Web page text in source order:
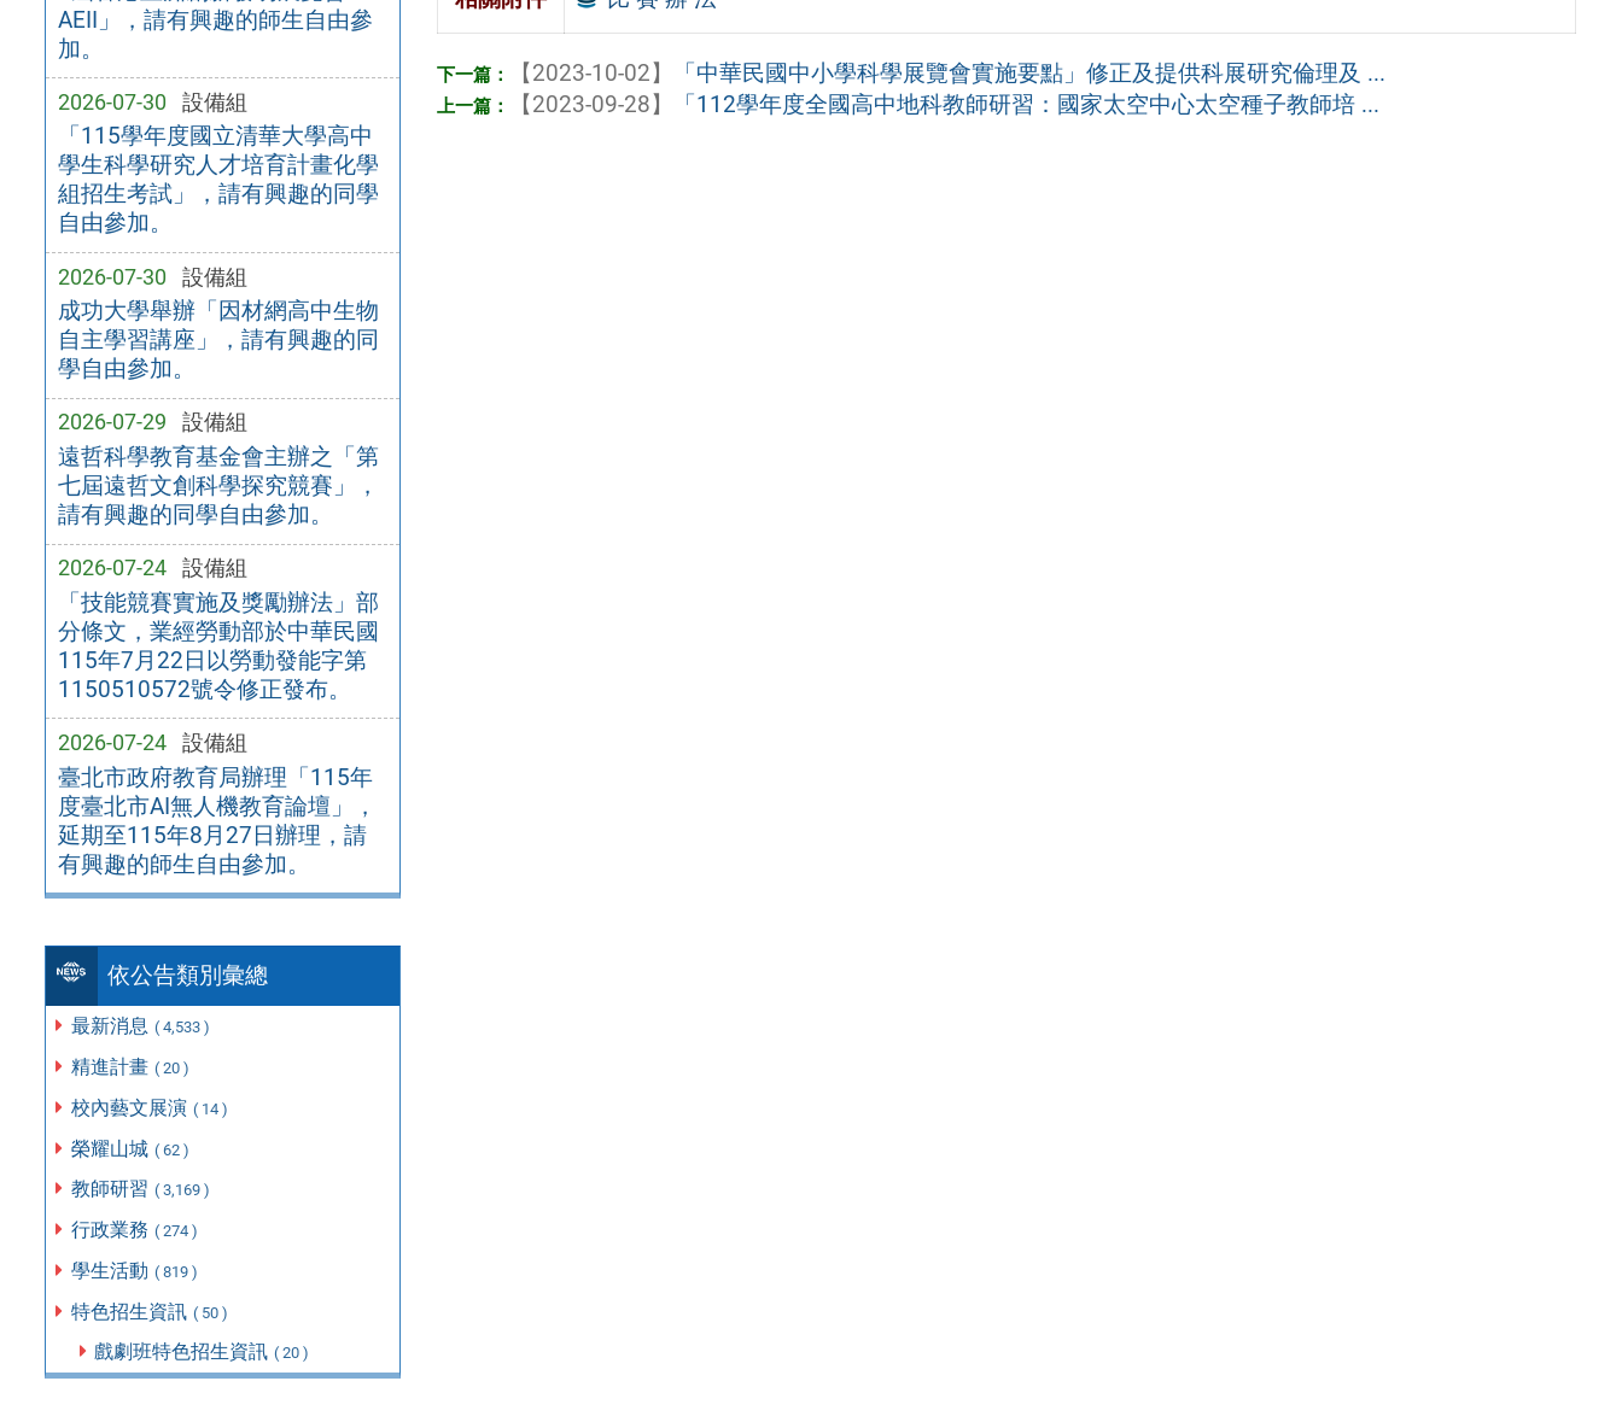
AEII」，請有興趣的師生自由參
加。
2026-07-30 設備組
「115學年度國立清華大學高中
學生科學研究人才培育計畫化學
組招生考試」，請有興趣的同學
自由參加。
2026-07-30 設備組
成功大學舉辦「因材網高中生物
自主學習講座」，請有興趣的同
學自由參加。
2026-07-29 設備組
遠哲科學教育基金會主辦之「第
七屆遠哲文創科學探究競賽」，
請有興趣的同學自由參加。
2026-07-24 設備組
「技能競賽實施及獎勵辦法」部
分條文，業經勞動部於中華民國
115年7月22日以勞動發能字第
1150510572號令修正發布。
2026-07-24 設備組
臺北市政府教育局辦理「115年
度臺北市AI無人機教育論壇」，
延期至115年8月27日辦理，請
有興趣的師生自由參加。
依公告類別彙總
最新消息 ( 4,533 )
精進計畫 ( 20 )
校內藝文展演 ( 14 )
榮耀山城 ( 62 )
教師研習 ( 3,169 )
行政業務 ( 274 )
學生活動 ( 819 )
特色招生資訊 ( 50 )
戲劇班特色招生資訊 ( 20 )
【2023-10-02】
「中華民國中小學科學展覽會實施要點」修正及提供科展研究倫理及 ...
【2023-09-28】
「112學年度全國高中地科教師研習：國家太空中心太空種子教師培 ...